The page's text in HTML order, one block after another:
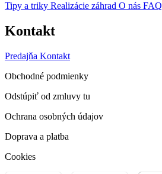
Tipy a triky Realizácie záhrad O nás FAQ
Kontakt
Predajňa Kontakt
Obchodné podmienky
Odstúpiť od zmluvy tu
Ochrana osobných údajov
Doprava a platba
Cookies